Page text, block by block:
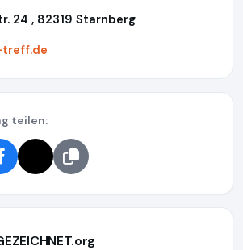
24 , 82319 Starnberg
teilen: